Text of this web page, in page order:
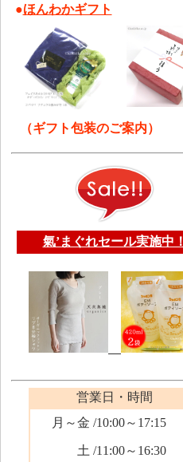
●ほんわかギフト
（ギフト包装のご案内）
氣’まぐれセール実施中！
営業日・時間
月～金 /10:00～17:15
土 /11:00～16:30